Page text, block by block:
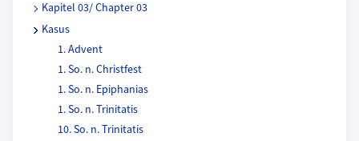
Kapitel 03/ Chapter 03
Kasus
1. Advent
1. So. n. Christfest
1. So. n. Epiphanias
1. So. n. Trinitatis
10. So. n. Trinitatis